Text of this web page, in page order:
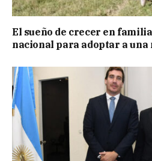
El sueño de crecer en
nacional para adoptar a